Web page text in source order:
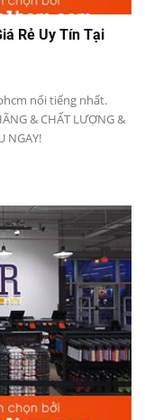
Rẻ Uy Tín Tại
nổi tiếng nhất.
& CHẤT LƯỢNG &
NGAY!